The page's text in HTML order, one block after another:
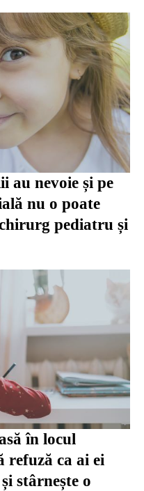
au nevoie și pe
nu o poate
pediatru și
în locul
refuză ca ai ei
stârnește o